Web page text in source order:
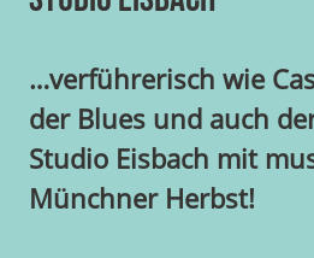
…verführerisch wie
der Blues und auch
Studio Eisbach mit
Münchner Herbst!